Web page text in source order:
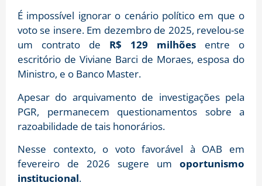
É impossível ignorar o cenário político em que o
voto se insere. Em dezembro de 2025, revelou-se
um contrato de R$ 129 milhões entre o
escritório de Viviane Barci de Moraes, esposa do
Ministro, e o Banco Master.
Apesar do arquivamento de investigações pela
PGR, permanecem questionamentos sobre a
razoabilidade de tais honorários.
Nesse contexto, o voto favorável à OAB em
fevereiro de 2026 sugere um oportunismo
institucional.